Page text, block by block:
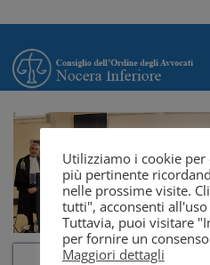
Utilizziamo i cookie
più pertinente
nelle prossime visite.
tutti", acconsenti all'uso
Tuttavia, puoi visitare
per fornire un
Maggiori dettagli